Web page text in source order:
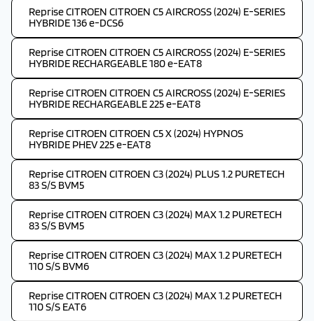
Reprise CITROEN CITROEN C5 AIRCROSS (2024) E-SERIES
HYBRIDE 136 e-DCS6
Reprise CITROEN CITROEN C5 AIRCROSS (2024) E-SERIES
HYBRIDE RECHARGEABLE 180 e-EAT8
Reprise CITROEN CITROEN C5 AIRCROSS (2024) E-SERIES
HYBRIDE RECHARGEABLE 225 e-EAT8
Reprise CITROEN CITROEN C5 X (2024) HYPNOS
HYBRIDE PHEV 225 e-EAT8
Reprise CITROEN CITROEN C3 (2024) PLUS 1.2 PURETECH
83 S/S BVM5
Reprise CITROEN CITROEN C3 (2024) MAX 1.2 PURETECH
83 S/S BVM5
Reprise CITROEN CITROEN C3 (2024) MAX 1.2 PURETECH
110 S/S BVM6
Reprise CITROEN CITROEN C3 (2024) MAX 1.2 PURETECH
110 S/S EAT6